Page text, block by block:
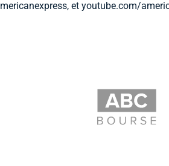
et youtube.com/